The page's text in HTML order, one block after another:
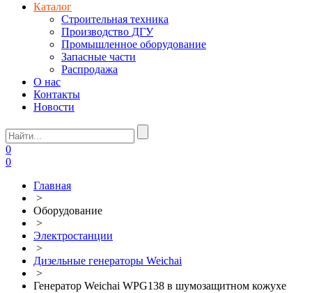
Каталог
Строительная техника
Производство ДГУ
Промышленное оборудование
Запасные части
Распродажа
О нас
Контакты
Новости
0
0
Главная
>
Оборудование
>
Электростанции
>
Дизельные генераторы Weichai
>
Генератор Weichai WPG138 в шумозащитном кожухе